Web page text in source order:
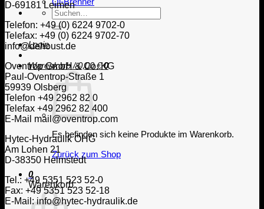
Suche
nach:
Login
Warenkorb /0,00€ 0
Es befinden sich keine Produkte im Warenkorb.
Zurück zum Shop
0
Warenkorb
D-69181 Leimen
Telefon: +49 (0) 6224 9702-0
Telefax: +49 (0) 6224 9702-70
info@dehoust.de
Oventrop GmbH & Co. KG
Paul-Oventrop-Straße 1
59939 Olsberg
Telefon +49 2962 82 0
Telefax +49 2962 82 400
E-Mail mail@oventrop.com
Hytec-Hydraulik OHG
Am Lohen 21
D-38350 Helmstedt
Tel.: +49 5351 523 52-0
Fax: +49 5351 523 52-18
E-Mail: info@hytec-hydraulik.de